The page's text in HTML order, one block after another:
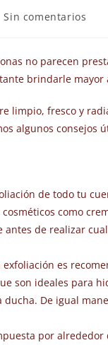
Sin comentarios
no parecen
brindarle mayor
limpio, fresco y
algunos consejos
de todo tu
como
antes de realizar
es
son ideales para
De igual
por alrededor